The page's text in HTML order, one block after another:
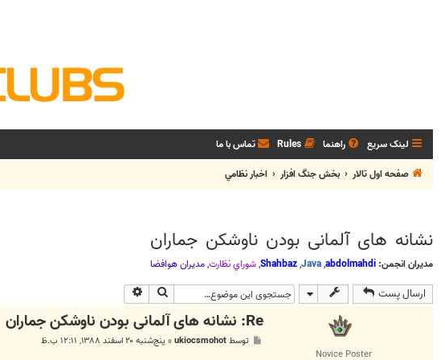
لینک سریع راهنما Rules تماس با ما
صفحه اول تالار
بخش جنگ افزار اخبار نظامي
نشانه های آلمانی بودن ناوشکن جماران
مدیران انجمن: abdolmahdi
,
Java
,
Shahbaz
,شوراي نظارت,مديران هوافضا
ارسال پست جستجو
Novice Poster
Re: نشانه های آلمانی بودن ناوشکن جماران
توسطukiocsmohot
» پنج‌شنبه ۲۰ اسفند ۱۳۸۸, ۱۲:۱۱ ب.ظ